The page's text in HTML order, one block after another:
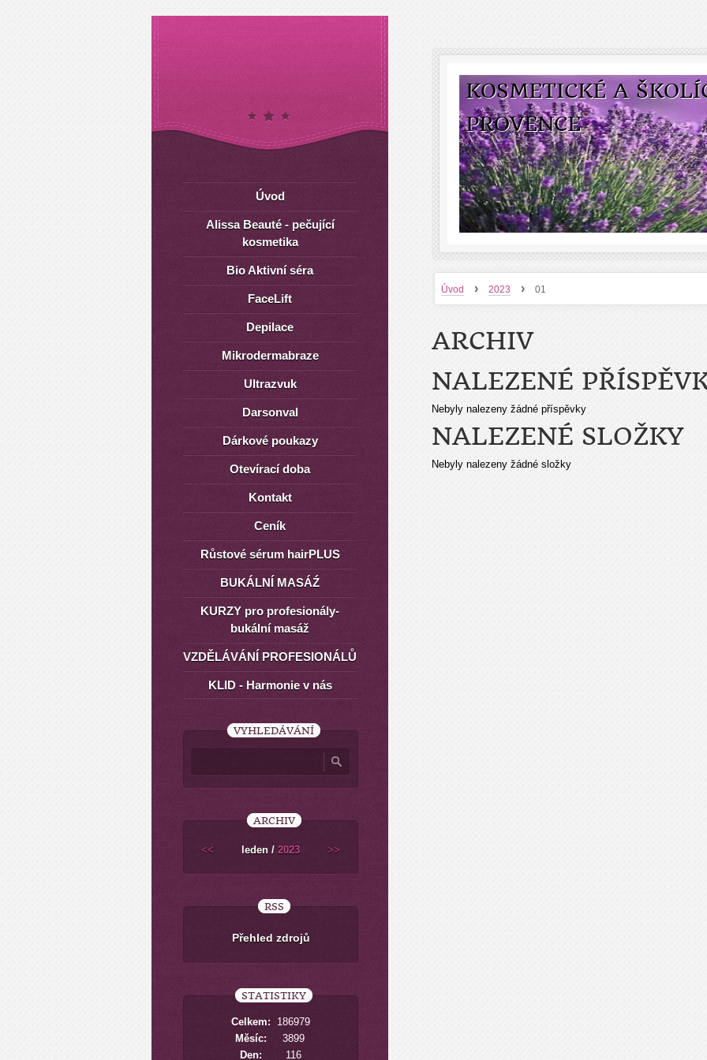
KOSMETICKÉ A
PROVENCE
Úvod › 2023 › 01
ARCHIV
NALEZENÉ
Nebyly nalezeny žádné příspěvky
NALEZENÉ SLOŽKY
Nebyly nalezeny žádné složky
Úvod
Alissa Beauté - pečující
kosmetika
Bio Aktivní séra
FaceLift
Depilace
Mikrodermabraze
Ultrazvuk
Darsonval
Dárkové poukazy
Otevírací doba
Kontakt
Ceník
Růstové sérum hairPLUS
BUKÁLNÍ MASÁŹ
KURZY pro profesionály-
bukální masáž
VZDĚLÁVÁNÍ PROFESIONÁLŮ
KLID - Harmonie v nás
VYHLEDÁVÁNÍ
ARCHIV
<< leden / 2023 >>
RSS
Přehled zdrojů
STATISTIKY
Celkem:
186979
Měsíc:
3899
Den:
116